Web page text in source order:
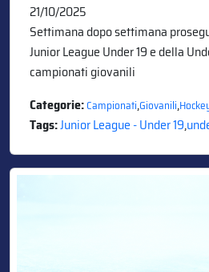
21/10/2025
Settimana dopo settimana
Junior League Under 19 e della
campionati giovanili
Categorie:Campionati,Giovanili,
Tags:Junior League - Under 19,